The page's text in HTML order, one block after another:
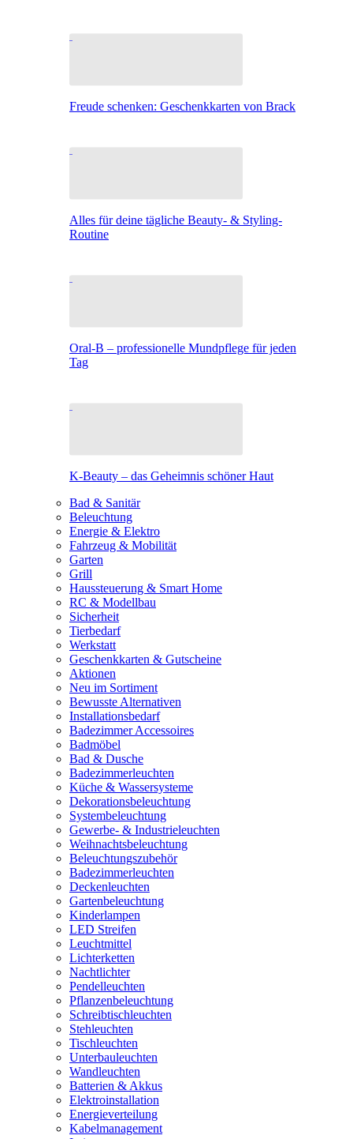
Freude schenken: Geschenkkarten von Brack
Alles für deine tägliche Beauty- & Styling-
Routine
Oral-B – professionelle Mundpflege für jeden
Tag
K-Beauty – das Geheimnis schöner Haut
Bad & Sanitär
Beleuchtung
Energie & Elektro
Fahrzeug & Mobilität
Garten
Grill
Haussteuerung & Smart Home
RC & Modellbau
Sicherheit
Tierbedarf
Werkstatt
Geschenkkarten & Gutscheine
Aktionen
Neu im Sortiment
Bewusste Alternativen
Installationsbedarf
Badezimmer Accessoires
Badmöbel
Bad & Dusche
Badezimmerleuchten
Küche & Wassersysteme
Dekorationsbeleuchtung
Systembeleuchtung
Gewerbe- & Industrieleuchten
Weihnachtsbeleuchtung
Beleuchtungszubehör
Badezimmerleuchten
Deckenleuchten
Gartenbeleuchtung
Kinderlampen
LED Streifen
Leuchtmittel
Lichterketten
Nachtlichter
Pendelleuchten
Pflanzenbeleuchtung
Schreibtischleuchten
Stehleuchten
Tischleuchten
Unterbauleuchten
Wandleuchten
Batterien & Akkus
Elektroinstallation
Energieverteilung
Kabelmanagement